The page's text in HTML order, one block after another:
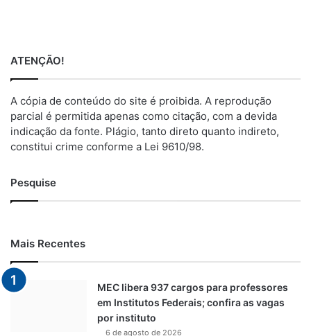
ATENÇÃO!
A cópia de conteúdo do site é proibida. A reprodução
parcial é permitida apenas como citação, com a devida
indicação da fonte. Plágio, tanto direto quanto indireto,
constitui crime conforme a Lei 9610/98.
Pesquise
Mais Recentes
MEC libera 937 cargos para professores
em Institutos Federais; confira as vagas
por instituto
6 de agosto de 2026